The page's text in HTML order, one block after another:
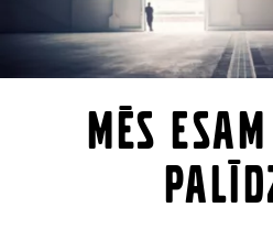
Mēs